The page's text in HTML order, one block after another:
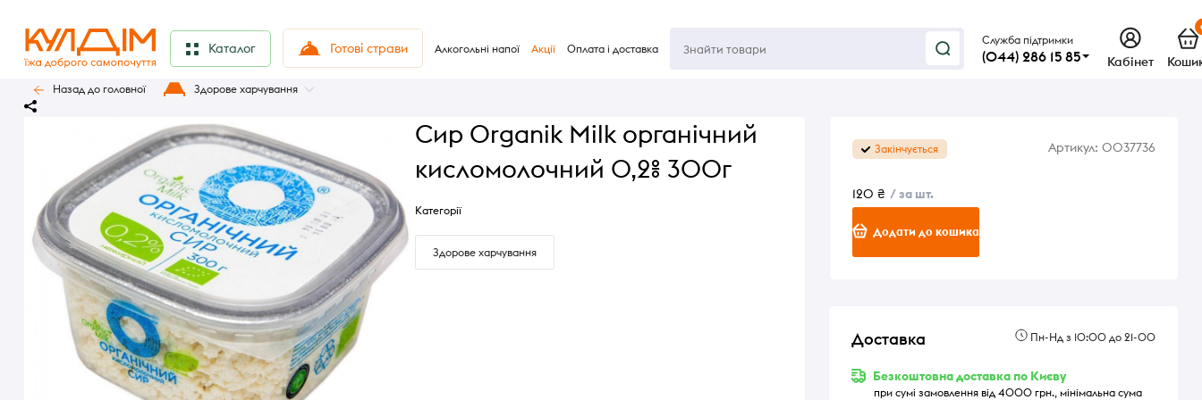
Каталог Готові страви Алкогольні напої Акції Оплата і доставка
Служба підтримки
(044) 286 15 85 Кабінет
Назад до головної Здорове харчування
Сир Organik Milk органічний
кисломолочний 0,2% 300г
Категорії
Здорове харчування
Закінчується Артикул: 0037736
120 ₴ / за шт.
Додати до кошика
Доставка Пн-Нд з 10:00 до 21-00
Безкоштовна доставка по Києву
при сумі замовлення від 4000 грн., мінімальна сума